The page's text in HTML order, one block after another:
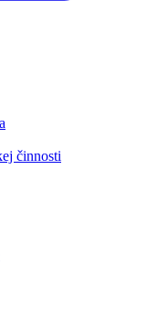
činnosti